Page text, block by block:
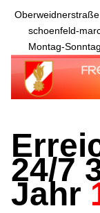
schoenfeld-
Montag-
24/7
Jahr